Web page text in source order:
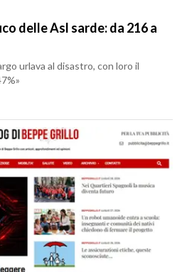
delle Asl sarde: da 216 a
urlava al disastro, con loro il